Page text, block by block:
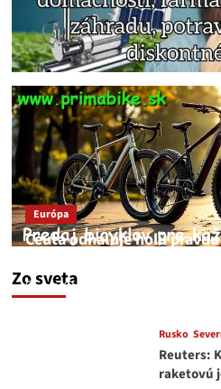
Zo sveta
Európa
Ceuta odhaľuje holú
JNS
Rusko
Reuters:
raketovú